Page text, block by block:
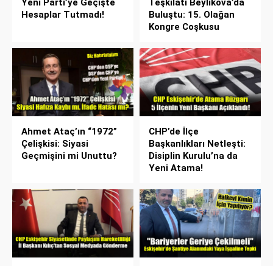
Yeni Parti’ye Geçişte
Hesaplar Tutmadı!
Teşkilatı Beylikova’da
Buluştu: 15. Olağan
Kongre Coşkusu
Ahmet Ataç’ın “1972”
Çelişkisi: Siyasi
Geçmişini mi Unuttu?
CHP’de İlçe
Başkanlıkları Netleşti:
Disiplin Kurulu’na da
Yeni Atama!